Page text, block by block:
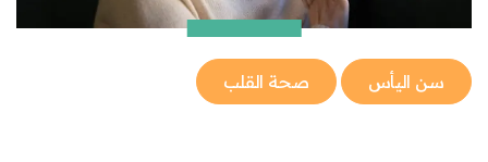
سن اليأس صحة القلب